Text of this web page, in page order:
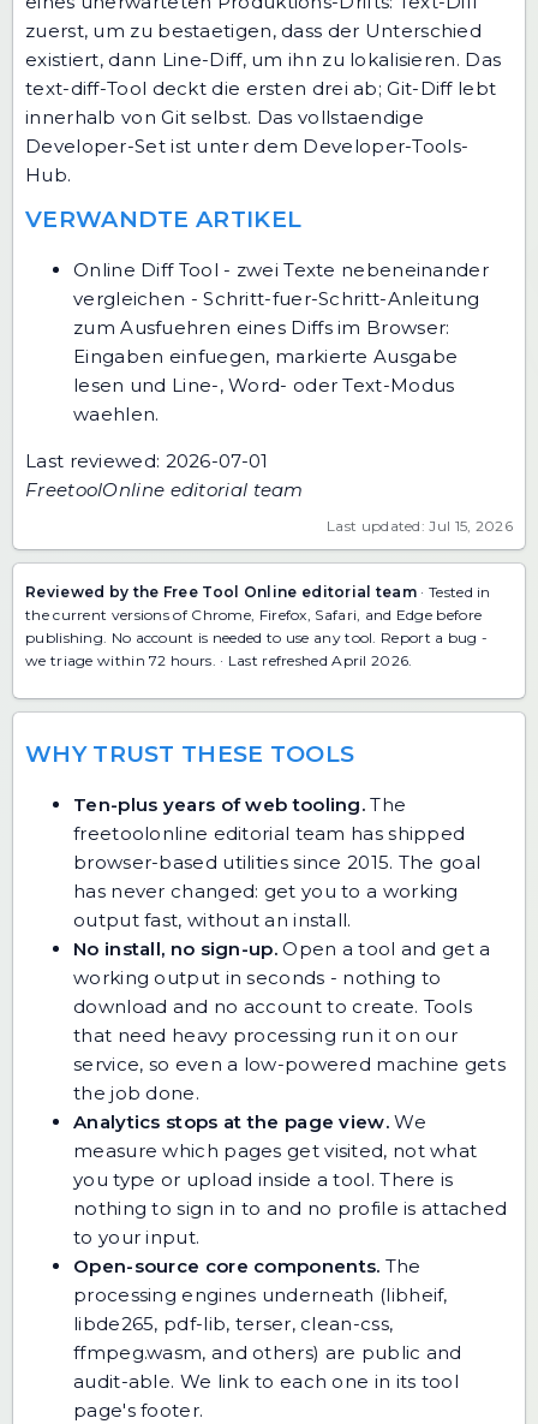
zuerst, um zu bestaetigen, dass der Unterschied
existiert, dann Line-Diff, um ihn zu lokalisieren. Das
text-diff-Tool deckt die ersten drei ab; Git-Diff lebt
innerhalb von Git selbst. Das vollstaendige
Developer-Set ist unter dem Developer-Tools-
Hub.
VERWANDTE ARTIKEL
Online Diff Tool - zwei Texte nebeneinander
vergleichen - Schritt-fuer-Schritt-Anleitung
zum Ausfuehren eines Diffs im Browser:
Eingaben einfuegen, markierte Ausgabe
lesen und Line-, Word- oder Text-Modus
waehlen.
Last reviewed: 2026-07-01
FreetoolOnline editorial team
Last updated: Jul 15, 2026
Reviewed by the Free Tool Online editorial team · Tested in
the current versions of Chrome, Firefox, Safari, and Edge before
publishing. No account is needed to use any tool. Report a bug -
we triage within 72 hours. · Last refreshed April 2026.
WHY TRUST THESE TOOLS
Ten-plus years of web tooling. The
freetoolonline editorial team has shipped
browser-based utilities since 2015. The goal
has never changed: get you to a working
output fast, without an install.
No install, no sign-up.Open a tool and get a
working output in seconds - nothing to
download and no account to create. Tools
that need heavy processing run it on our
service, so even a low-powered machine gets
the job done.
Analytics stops at the page view.We
measure which pages get visited, not what
you type or upload inside a tool. There is
nothing to sign in to and no profile is attached
to your input.
Open-source core components. The
processing engines underneath (libheif,
libde265, pdf-lib, terser, clean-css,
ffmpeg.wasm, and others) are public and
audit-able. We link to each one in its tool
page's footer.